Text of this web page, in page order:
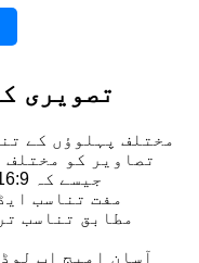
تصویری
مختلف پہلوؤں کے
تصاویر کو
جیسے کہ 16:9، 16:10، 4:3، 1:1، وغیرہ۔
مفت تناسب
مطابق تناسب
آسان امیج اپ